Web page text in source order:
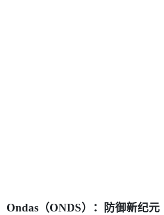
Ondas（ONDS）：防御新纪元